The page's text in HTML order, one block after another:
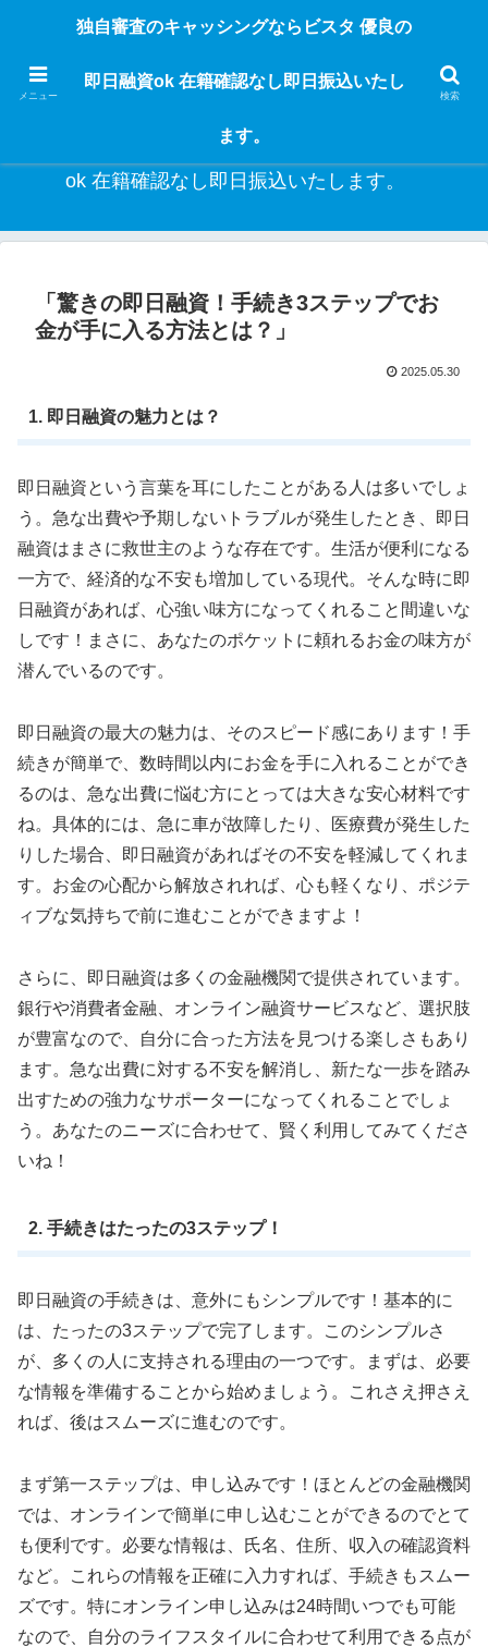
独自審査のフリーローンならビスタなら24時間365日 在籍確認なしで借りれる
な入用があっても安心！融資率97％！仕事をしている人ならブラックでも給料
日返済の１ヶ月融資で借りられるから安心！
独自審査のキャッシングならビスタ 優良の即日融資
ok 在籍確認なし即日振込いたします。
「驚きの即日融資！手続き3ステップでお
金が手に入る方法とは？」
2025.05.30
1. 即日融資の魅力とは？
即日融資という言葉を耳にしたことがある人は多いでしょ
う。急な出費や予期しないトラブルが発生したとき、即日
融資はまさに救世主のような存在です。生活が便利になる
一方で、経済的な不安も増加している現代。そんな時に即
日融資があれば、心強い味方になってくれること間違いな
しです！まさに、あなたのポケットに頼れるお金の味方が
潜んでいるのです。
即日融資の最大の魅力は、そのスピード感にあります！手
続きが簡単で、数時間以内にお金を手に入れることができ
るのは、急な出費に悩む方にとっては大きな安心材料です
ね。具体的には、急に車が故障したり、医療費が発生した
りした場合、即日融資があればその不安を軽減してくれま
す。お金の心配から解放されれば、心も軽くなり、ポジテ
ィブな気持ちで前に進むことができますよ！
さらに、即日融資は多くの金融機関で提供されています。
銀行や消費者金融、オンライン融資サービスなど、選択肢
が豊富なので、自分に合った方法を見つける楽しさもあり
ます。急な出費に対する不安を解消し、新たな一歩を踏み
出すための強力なサポーターになってくれることでしょ
う。あなたのニーズに合わせて、賢く利用してみてくださ
いね！
2. 手続きはたったの3ステップ！
即日融資の手続きは、意外にもシンプルです！基本的に
は、たったの3ステップで完了します。このシンプルさ
が、多くの人に支持される理由の一つです。まずは、必要
な情報を準備することから始めましょう。これさえ押さえ
れば、後はスムーズに進むのです。
まず第一ステップは、申し込みです！ほとんどの金融機関
では、オンラインで簡単に申し込むことができるのでとて
も便利です。必要な情報は、氏名、住所、収入の確認資料
など。これらの情報を正確に入力すれば、手続きもスムー
ズです。特にオンライン申し込みは24時間いつでも可能
なので、自分のライフスタイルに合わせて利用できる点が
メニュー
独自審査のキャッシングならビスタ 優良の
即日融資ok 在籍確認なし即日振込いたし
ます。
検索